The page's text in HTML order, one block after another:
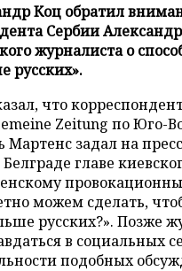
Коц обратил
Сербии
журналиста о
русских».
что
Zeitung по Юго-
Мартенс задал на
главе
можем сделать,
русских?». Позже
в социальных
подобных